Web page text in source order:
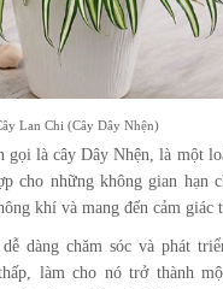
Lan Chi (Cây Dây Nhện)
gọi là cây Dây Nhện, là một
cho những không gian hạn
khí và mang đến cảm giác
dàng chăm sóc và phát
làm cho nó trở thành